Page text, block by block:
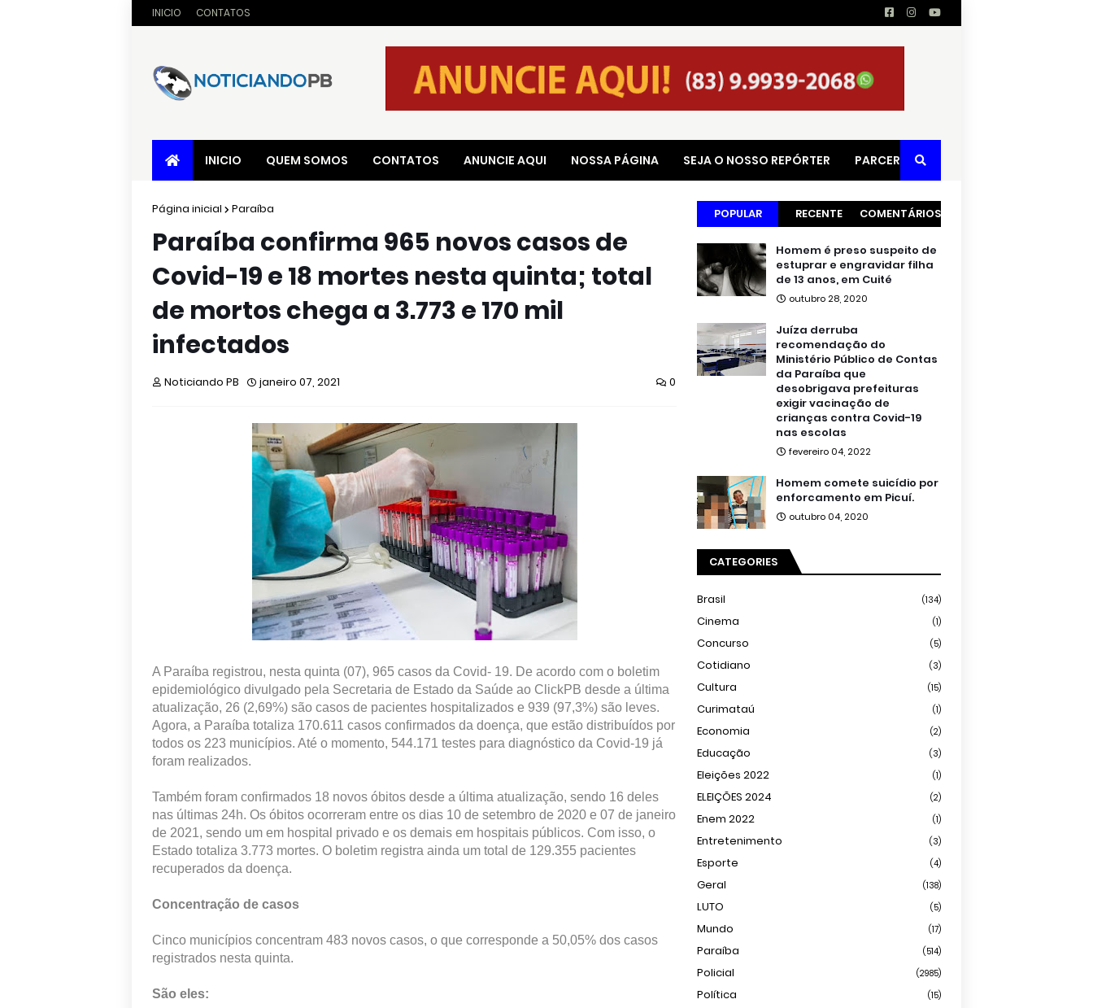
INICIO CONTATOS
INICIO QUEM SOMOS CONTATOS ANUNCIE AQUI NOSSA PÁGINA SEJA O NOSSO REPÓRTER PARCERIAS
Página inicial Paraíba
Paraíba confirma 965 novos casos de
Covid-19 e 18 mortes nesta quinta; total
de mortos chega a 3.773​ e 170 mil
infectados
Noticiando PB janeiro 07, 2021 0
A Paraíba registrou, nesta quinta (07), 965 casos da Covid- 19. De acordo com o boletim
epidemiológico divulgado pela Secretaria de Estado da Saúde ao ClickPB desde a última
atualização, 26 (2,69%) são casos de pacientes hospitalizados e 939 (97,3%) são leves.
Agora, a Paraíba totaliza 170.611 casos confirmados da doença, que estão distribuídos por
todos os 223 municípios. Até o momento, 544.171 testes para diagnóstico da Covid-19 já
foram realizados.
Também foram confirmados 18 novos óbitos desde a última atualização, sendo 16 deles
nas últimas 24h. Os óbitos ocorreram entre os dias 10 de setembro de 2020 e 07 de janeiro
de 2021, sendo um em hospital privado e os demais em hospitais públicos. Com isso, o
Estado totaliza 3.773 mortes. O boletim registra ainda um total de 129.355 pacientes
recuperados da doença.
Concentração de casos
Cinco municípios concentram 483 novos casos, o que corresponde a 50,05% dos casos
registrados nesta quinta.
São eles:
POPULAR RECENTE COMENTÁRIOS
Homem é preso suspeito de
estuprar e engravidar filha
de 13 anos, em Cuité
outubro 28, 2020
Juíza derruba
recomendação do
Ministério Público de Contas
da Paraíba que
desobrigava prefeituras
exigir vacinação de
crianças contra Covid-19
nas escolas
fevereiro 04, 2022
Homem comete suicídio por
enforcamento em Picuí.
outubro 04, 2020
CATEGORIES
Brasil (134)
Cinema (1)
Concurso (5)
Cotidiano (3)
Cultura (15)
Curimataú (1)
Economia (2)
Educação (3)
Eleições 2022 (1)
ELEIÇÕES 2024 (2)
Enem 2022 (1)
Entretenimento (3)
Esporte (4)
Geral (138)
LUTO (5)
Mundo (17)
Paraíba (514)
Policial (2985)
Política (15)